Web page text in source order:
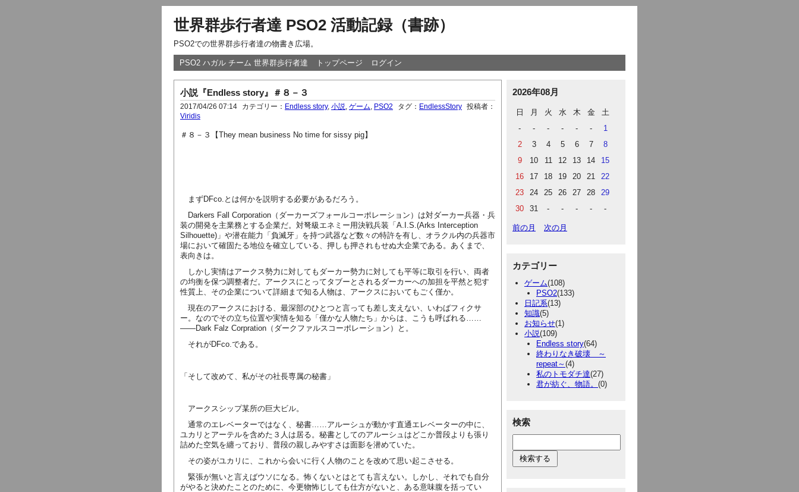
世界群歩行者達 PSO2 活動記録（書跡）
PSO2での世界群歩行者達の物書き広場。
PSO2 ハガル チーム 世界群歩行者達 トップページ ログイン
小説『Endless story』＃８－３
2017/04/26 07:14 カテゴリー： Endless story, 小説 ゲーム PSO2 タグ： EndlessStory
投稿者：
Viridis
＃８－３【They mean business No time for sissy pig】
まずDFco. とは何かを説明する必要があるだろう。
Darkers Fall Corporation （ダーカーズフォールコーポレーション）は対ダーカー兵器・兵
装の開発を主業務とする企業だ。対弩級エネミー用決戦兵装「 A.I.S.(Arks Interception
Silhouette) 」や潜在能力「負滅牙」を持つ武器など数々の特許を有し、オラクル内の兵器市
場において確固たる地位を確立している、押しも押されもせぬ大企業である。あくまで、
表向きは。
しかし実情はアークス勢力に対してもダーカー勢力に対しても平等に取引を行い、両者
の均衡を保つ調整者だ。アークスにとってタブーとされるダーカーへの加担を平然と犯す
性質上、その企業について詳細まで知る人物は、アークスにおいてもごく僅か。
現在のアークスにおける、最深部のひとつと言っても差し支えない、いわばフィクサ
ー。なのでその立ち位置や実情を知る「僅かな人物たち」からは、こうも呼ばれる……
――Dark Falz Corpration （ダークファルスコーポレーション）と。
それがDFco.である。
「そして改めて、私がその社長専属の秘書」
アークスシップ某所の巨大ビル。
通常のエレベーターではなく、秘書……アルーシュが動かす直通エレベーターの中に、
ユカリとアーテルを含めた３人は居る。秘書としてのアルーシュはどこか普段よりも張り
詰めた空気を纏っており、普段の親しみやすさは面影を潜めていた。
その姿がユカリに、これから会いに行く人物のことを改めて思い起こさせる。
緊張が無いと言えばウソになる。怖くないとはとても言えない。しかし、それでも自分
がやると決めたことのために、今更物怖じしても仕方がないと、ある意味腹を括ってい
2026年08月
日 月 火 水 木 金
土
-
- - - - -
1
2
3 4 5 6 7
8
9
10 11 12 13 14
15
16
17 18 19 20 21
22
23
24 25 26 27 28
29
30
31 - - - - -
前の月 次の月
カテゴリー
ゲーム(108)
PSO2(133)
日記系(13)
知識(5)
お知らせ(1)
小説(109)
Endless story(64)
終わりなき破壊 ～
repeat～(4)
私のトモダチ達(27)
君が紡ぐ、物語。 (0)
検索